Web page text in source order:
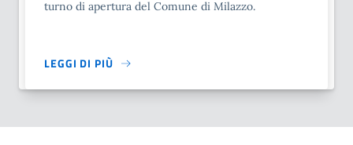
turno di apertura del Comune di Milazzo.
LEGGI DI PIÙ